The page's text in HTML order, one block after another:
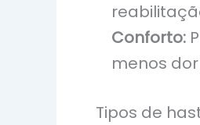
Conforto:
menos
Tipos de